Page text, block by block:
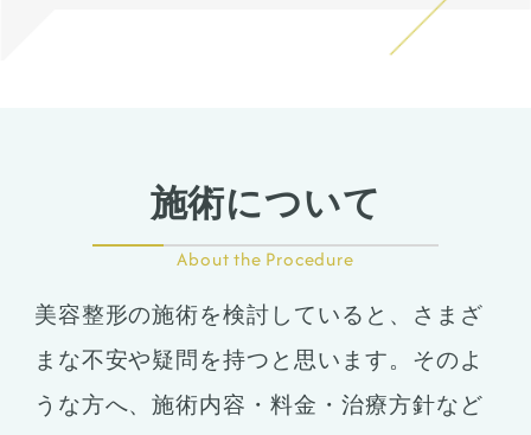
施術について
About the Procedure
美容整形の施術を検討していると、さまざ
まな不安や疑問を持つと思います。そのよ
うな方へ、施術内容・料金・治療方針など